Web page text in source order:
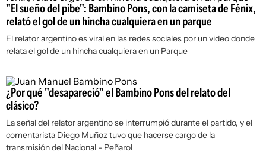
"El sueño del pibe": Bambino Pons, con la camiseta de Fénix,
relató el gol de un hincha cualquiera en un parque
El relator argentino es viral en las redes sociales por un video donde
relata el gol de un hincha cualquiera en un Parque
¿Por qué "desapareció" el Bambino Pons del relato del
clásico?
La señal del relator argentino se interrumpió durante el partido, y el
comentarista Diego Muñoz tuvo que hacerse cargo de la
transmisión del Nacional - Peñarol